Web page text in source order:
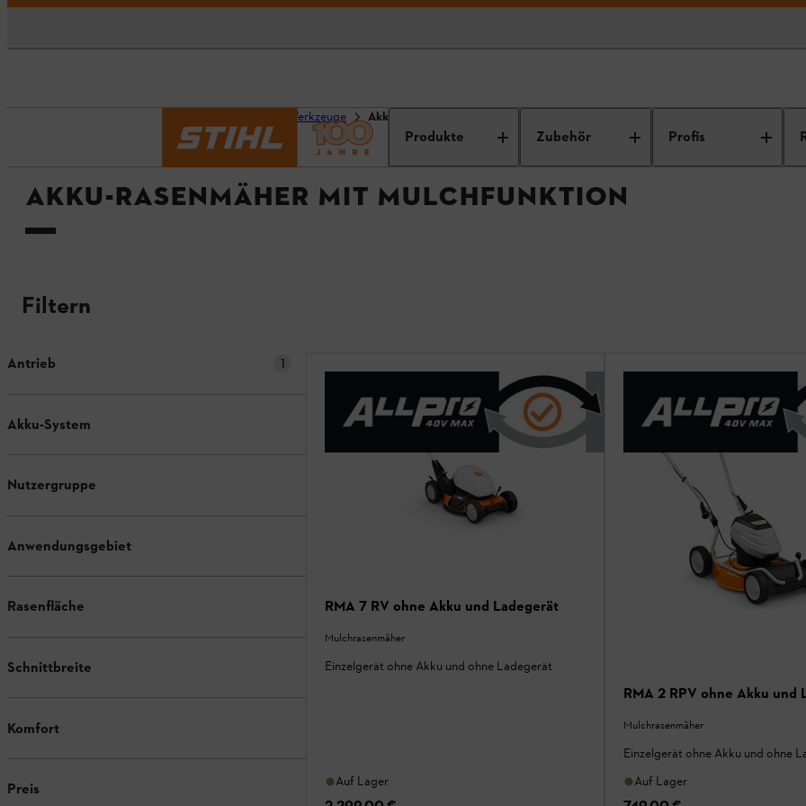
Produkte Zubehör Profis
Geräte & Werkzeuge Akku-Rasenmäher mit Mulchfunktion
AKKU-RASENMÄHER MIT MULCHFUNKTION
Filtern
Antrieb 1
Akku-System
Nutzergruppe
Anwendungsgebiet
Rasenfläche
Schnittbreite
Komfort
Preis
RMA 7 RV ohne Akku und Ladegerät
Mulchrasenmäher
Einzelgerät ohne Akku und ohne Ladegerät
Auf Lager
RMA 2 RPV ohne Akku und
Mulchrasenmäher
Einzelgerät ohne Akku und ohne
Auf Lager